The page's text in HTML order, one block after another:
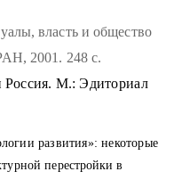
власть и общество
2001. 248 с.
Россия. М.: Эдиториал
развития»: некоторые
перестройки в